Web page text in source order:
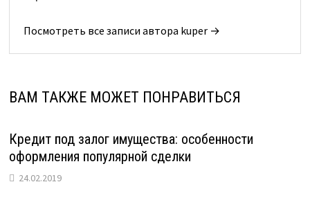
Посмотреть все записи автора kuper →
ВАМ ТАКЖЕ МОЖЕТ ПОНРАВИТЬСЯ
Кредит под залог имущества: особенности
оформления популярной сделки
24.02.2019